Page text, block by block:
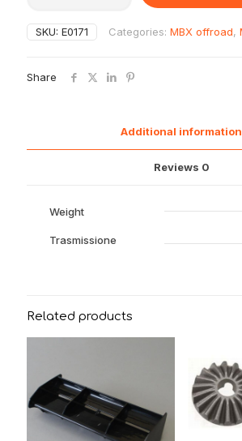
posteriore
3.0mm
SKU: E0171 Categories: MBX offroad,
Share
Additional information
Reviews 0
Weight
Trasmissione
Related products